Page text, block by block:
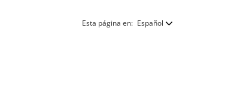
Esta página en: Español